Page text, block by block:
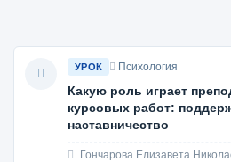
УРОК Психология
Какую роль играет
курсовых работ:
наставничество
Гончарова Елизавета